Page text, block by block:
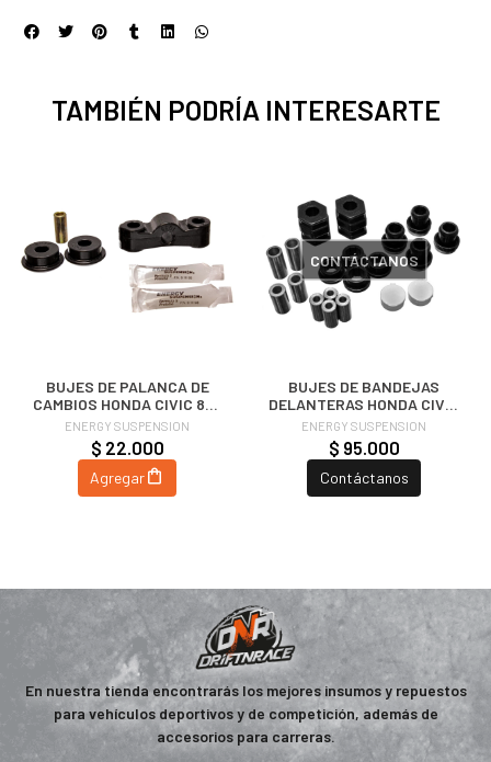
TAMBIÉN PODRÍA INTERESARTE
BUJES DE PALANCA DE
CAMBIOS HONDA CIVIC 88-
00 (SERIE D) | ENERGY
SUSPENSION
ENERGY SUSPENSION
$ 22.000
Agregar
CONTÁCTANOS
BUJES DE BANDEJAS
DELANTERAS HONDA CIVIC
96-00 | ENERGY
SUSPENSION
ENERGY SUSPENSION
$ 95.000
Contáctanos
En nuestra tienda encontrarás los mejores insumos y repuestos
para vehículos deportivos y de competición, además de
accesorios para carreras.